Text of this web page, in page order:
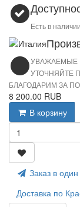
Есть в наличии
УВАЖАЕМЫЕ
УТОЧНЯЙТЕ
БЛАГОДАРИМ ЗА
8 200.00 RUB
В корзину
Заказ в один
Доставка по